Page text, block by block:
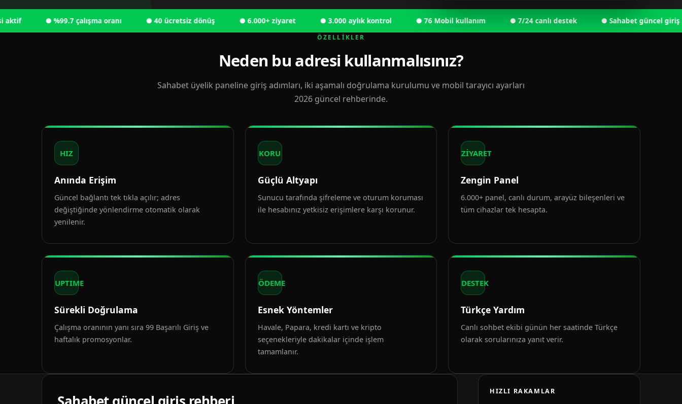
● %99.7 çalışma oranı ● 40 ücretsiz dönüş ● 6.000+ ziyaret ● 3.000 aylık kontrol ● 76 Mobil kullanım ● 7/24 canlı destek ● Sahabet güncel giriş
ÖZELLIKLER
Neden bu adresi kullanmalısınız?
Sahabet üyelik paneline giriş adımları, iki aşamalı doğrulama kurulumu ve mobil tarayıcı ayarları
2026 güncel rehberinde.
HIZ
Anında Erişim
Güncel bağlantı tek tıkla açılır; adres
değiştiğinde yönlendirme otomatik olarak
yenilenir.
KORU
Güçlü Altyapı
Sunucu tarafında şifreleme ve oturum koruması
ile hesabınız yetkisiz erişimlere karşı korunur.
ZİYARET
Zengin Panel
6.000+ panel, canlı durum, arayüz bileşenleri ve
tüm cihazlar tek hesapta.
UPTIME
Sürekli Doğrulama
Çalışma oranının yanı sıra 99 Başarılı Giriş ve
haftalık promosyonlar.
ÖDEME
Esnek Yöntemler
Havale, Papara, kredi kartı ve kripto
seçenekleriyle dakikalar içinde işlem
tamamlanır.
DESTEK
Türkçe Yardım
Canlı sohbet ekibi günün her saatinde Türkçe
olarak sorularınıza yanıt verir.
HIZLI RAKAMLAR